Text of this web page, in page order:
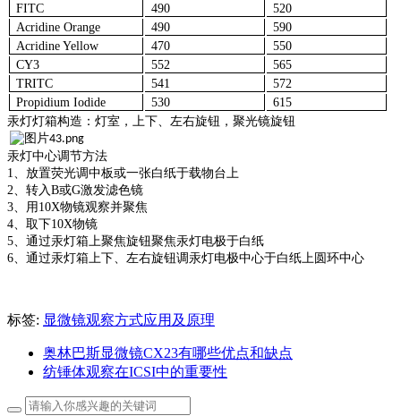
FITC
490
520
Acridine Orange
490
590
Acridine Yellow
470
550
CY3
552
565
TRITC
541
572
Propidium Iodide
530
615
汞灯灯箱构造：灯室，上下、左右旋钮，聚光镜旋钮
汞灯中心调节方法
1、放置荧光调中板或一张白纸于载物台上
2、转入B或G激发滤色镜
3、用10X物镜观察并聚焦
4、取下10X物镜
5、通过汞灯箱上聚焦旋钮聚焦汞灯电极于白纸
6、通过汞灯箱上下、左右旋钮调汞灯电极中心于白纸上圆环中心
标签: 显微镜观察方式应用及原理
奥林巴斯显微镜CX23有哪些优点和缺点
纺锤体观察在ICSI中的重要性